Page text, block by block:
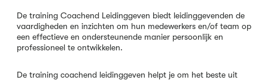
De training Coachend Leidinggeven biedt leidinggevenden de
vaardigheden en inzichten om hun medewerkers en/of team op
een effectieve en ondersteunende manier persoonlijk en
professioneel te ontwikkelen.
De training coachend leidinggeven helpt je om het beste uit